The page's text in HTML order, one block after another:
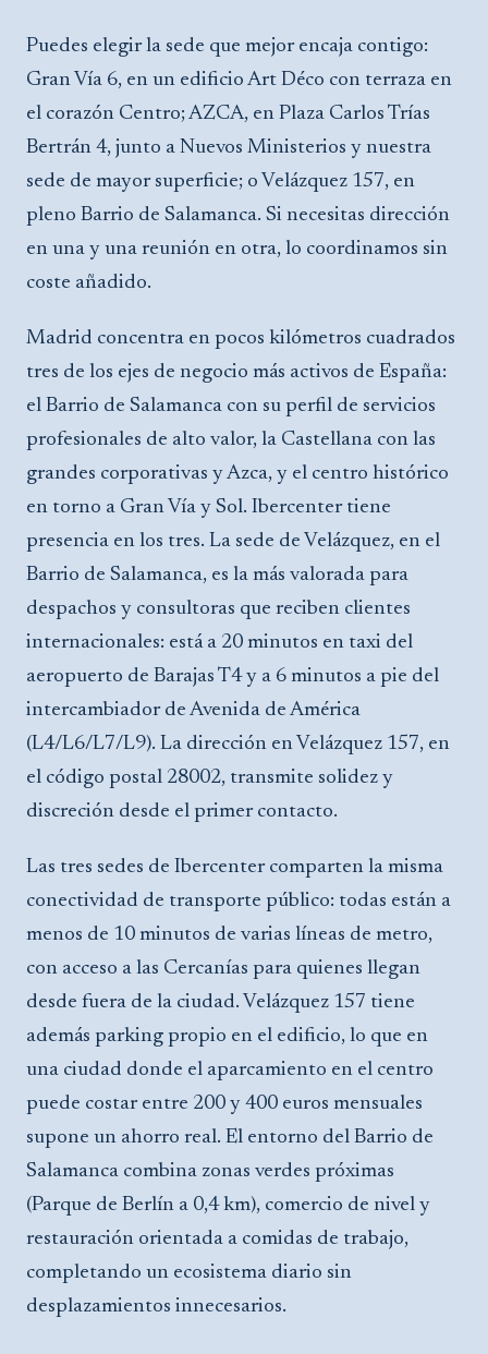
Puedes elegir la sede que mejor encaja contigo:
Gran Vía 6, en un edificio Art Déco con terraza en
el corazón Centro; AZCA, en Plaza Carlos Trías
Bertrán 4, junto a Nuevos Ministerios y nuestra
sede de mayor superficie; o Velázquez 157, en
pleno Barrio de Salamanca. Si necesitas dirección
en una y una reunión en otra, lo coordinamos sin
coste añadido.
Madrid concentra en pocos kilómetros cuadrados
tres de los ejes de negocio más activos de España:
el Barrio de Salamanca con su perfil de servicios
profesionales de alto valor, la Castellana con las
grandes corporativas y Azca, y el centro histórico
en torno a Gran Vía y Sol. Ibercenter tiene
presencia en los tres. La sede de Velázquez, en el
Barrio de Salamanca, es la más valorada para
despachos y consultoras que reciben clientes
internacionales: está a 20 minutos en taxi del
aeropuerto de Barajas T4 y a 6 minutos a pie del
intercambiador de Avenida de América
(L4/L6/L7/L9). La dirección en Velázquez 157, en
el código postal 28002, transmite solidez y
discreción desde el primer contacto.
Las tres sedes de Ibercenter comparten la misma
conectividad de transporte público: todas están a
menos de 10 minutos de varias líneas de metro,
con acceso a las Cercanías para quienes llegan
desde fuera de la ciudad. Velázquez 157 tiene
además parking propio en el edificio, lo que en
una ciudad donde el aparcamiento en el centro
puede costar entre 200 y 400 euros mensuales
supone un ahorro real. El entorno del Barrio de
Salamanca combina zonas verdes próximas
(Parque de Berlín a 0,4 km), comercio de nivel y
restauración orientada a comidas de trabajo,
completando un ecosistema diario sin
desplazamientos innecesarios.